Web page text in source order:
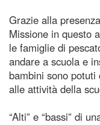
Grazie alla
Missione in questo
le famiglie di
andare a scuola e
bambini sono
alle attività della
“Alti” e “bassi” di